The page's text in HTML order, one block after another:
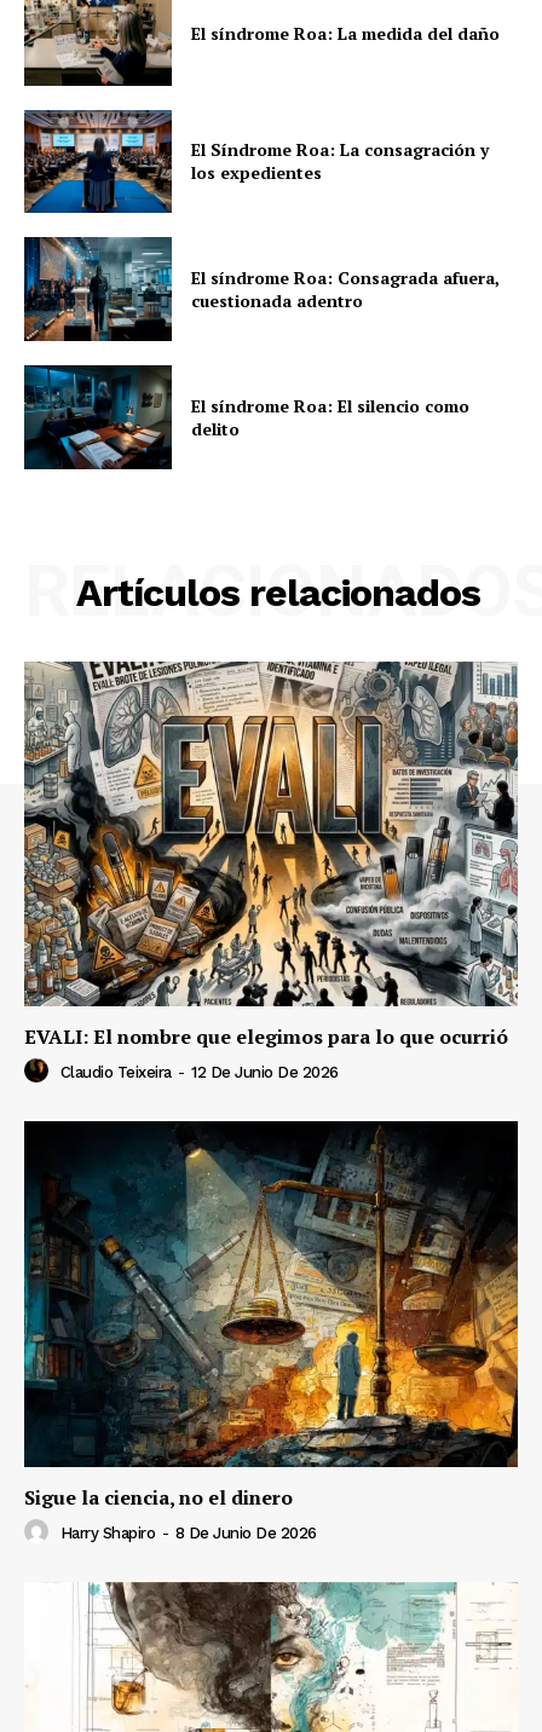
El síndrome Roa: La medida del daño
El Síndrome Roa: La consagración y
los expedientes
El síndrome Roa: Consagrada afuera,
cuestionada adentro
El síndrome Roa: El silencio como
delito
Artículos relacionados
EVALI: El nombre que elegimos para lo que ocurrió
Claudio Teixeira - 12 De Junio De 2026
Sigue la ciencia, no el dinero
Harry Shapiro - 8 De Junio De 2026